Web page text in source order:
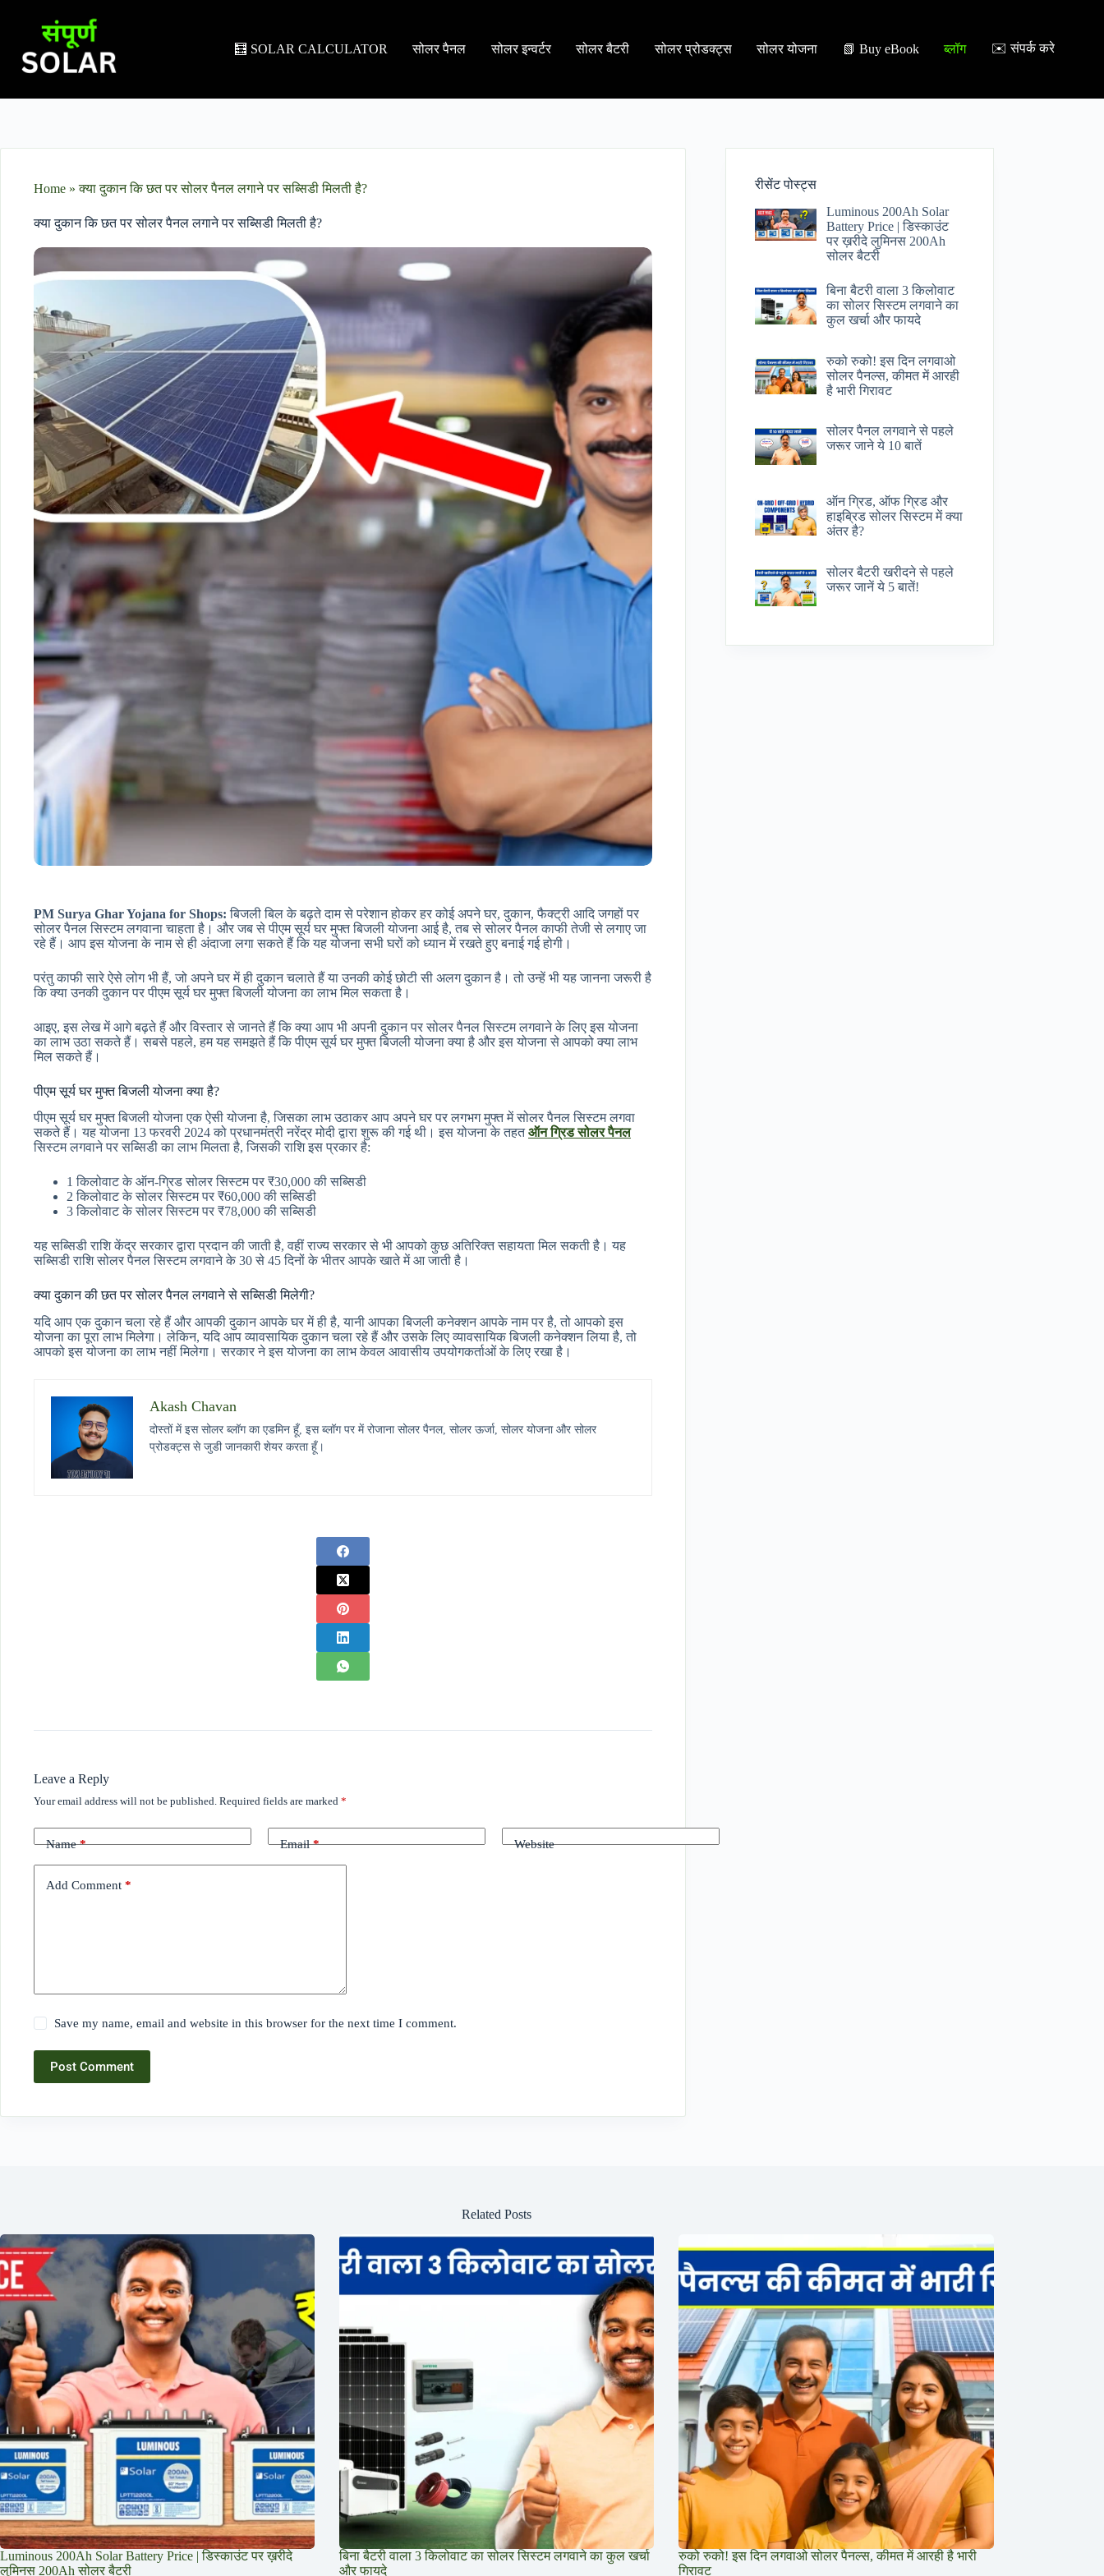
🧮 SOLAR CALCULATOR सोलर पैनल सोलर इन्वर्टर सोलर बैटरी सोलर प्रोडक्ट्स सोलर योजना 📗 Buy eBook ब्लॉग ✉️ संपर्क करे
Home »क्या दुकान कि छत पर सोलर पैनल लगाने पर सब्सिडी मिलती है?
क्या दुकान कि छत पर सोलर पैनल लगाने पर सब्सिडी मिलती है?
PM Surya Ghar Yojana for Shops:बिजली बिल के बढ़ते दाम से परेशान होकर हर कोई अपने घर, दुकान, फैक्ट्री आदि जगहों पर
सोलर पैनल सिस्टम लगवाना चाहता है। और जब से पीएम सूर्य घर मुफ्त बिजली योजना आई है, तब से सोलर पैनल काफी तेजी से लगाए जा
रहे हैं। आप इस योजना के नाम से ही अंदाजा लगा सकते हैं कि यह योजना सभी घरों को ध्यान में रखते हुए बनाई गई होगी।
परंतु काफी सारे ऐसे लोग भी हैं, जो अपने घर में ही दुकान चलाते हैं या उनकी कोई छोटी सी अलग दुकान है। तो उन्हें भी यह जानना जरूरी है
कि क्या उनकी दुकान पर पीएम सूर्य घर मुफ्त बिजली योजना का लाभ मिल सकता है।
आइए, इस लेख में आगे बढ़ते हैं और विस्तार से जानते हैं कि क्या आप भी अपनी दुकान पर सोलर पैनल सिस्टम लगवाने के लिए इस योजना
का लाभ उठा सकते हैं। सबसे पहले, हम यह समझते हैं कि पीएम सूर्य घर मुफ्त बिजली योजना क्या है और इस योजना से आपको क्या लाभ
मिल सकते हैं।
पीएम सूर्य घर मुफ्त बिजली योजना क्या है?
पीएम सूर्य घर मुफ्त बिजली योजना एक ऐसी योजना है, जिसका लाभ उठाकर आप अपने घर पर लगभग मुफ्त में सोलर पैनल सिस्टम लगवा
सकते हैं। यह योजना 13 फरवरी 2024 को प्रधानमंत्री नरेंद्र मोदी द्वारा शुरू की गई थी। इस योजना के तहतऑन ग्रिड सोलर पैनल
सिस्टम लगवाने पर सब्सिडी का लाभ मिलता है, जिसकी राशि इस प्रकार है:
1 किलोवाट के ऑन-ग्रिड सोलर सिस्टम पर ₹30,000 की सब्सिडी
2 किलोवाट के सोलर सिस्टम पर ₹60,000 की सब्सिडी
3 किलोवाट के सोलर सिस्टम पर ₹78,000 की सब्सिडी
यह सब्सिडी राशि केंद्र सरकार द्वारा प्रदान की जाती है, वहीं राज्य सरकार से भी आपको कुछ अतिरिक्त सहायता मिल सकती है। यह
सब्सिडी राशि सोलर पैनल सिस्टम लगवाने के 30 से 45 दिनों के भीतर आपके खाते में आ जाती है।
क्या दुकान की छत पर सोलर पैनल लगवाने से सब्सिडी मिलेगी?
यदि आप एक दुकान चला रहे हैं और आपकी दुकान आपके घर में ही है, यानी आपका बिजली कनेक्शन आपके नाम पर है, तो आपको इस
योजना का पूरा लाभ मिलेगा। लेकिन, यदि आप व्यावसायिक दुकान चला रहे हैं और उसके लिए व्यावसायिक बिजली कनेक्शन लिया है, तो
आपको इस योजना का लाभ नहीं मिलेगा। सरकार ने इस योजना का लाभ केवल आवासीय उपयोगकर्ताओं के लिए रखा है।
Akash Chavan
दोस्तों में इस सोलर ब्लॉग का एडमिन हूँ, इस ब्लॉग पर में रोजाना सोलर पैनल, सोलर ऊर्जा, सोलर योजना और सोलर
प्रोडक्ट्स से जुडी जानकारी शेयर करता हूँ।
Leave a Reply
Your email address will not be published. Required fields are marked *
Name* Email* Website
Add Comment *
Save my name, email and website in this browser for the next time I comment.
Post Comment
रीसेंट पोस्ट्स
Luminous 200Ah Solar
Battery Price​ | डिस्काउंट
पर ख़रीदे लुमिनस 200Ah
सोलर बैटरी
बिना बैटरी वाला 3 किलोवाट
का सोलर सिस्टम लगवाने का
कुल खर्चा और फायदे
रुको रुको! इस दिन लगवाओ
सोलर पैनल्स, कीमत में आरही
है भारी गिरावट
सोलर पैनल लगवाने से पहले
जरूर जाने ये 10 बातें
ऑन ग्रिड, ऑफ ग्रिड और
हाइब्रिड सोलर सिस्टम में क्या
अंतर है?
सोलर बैटरी खरीदने से पहले
जरूर जानें ये 5 बातें!
Related Posts
Luminous 200Ah Solar Battery Price​ | डिस्काउंट पर ख़रीदे
लुमिनस 200Ah सोलर बैटरी
बिना बैटरी वाला 3 किलोवाट का सोलर सिस्टम लगवाने का कुल खर्चा
और फायदे
रुको रुको! इस दिन लगवाओ सोलर पैनल्स, कीमत में आरही है भारी
गिरावट